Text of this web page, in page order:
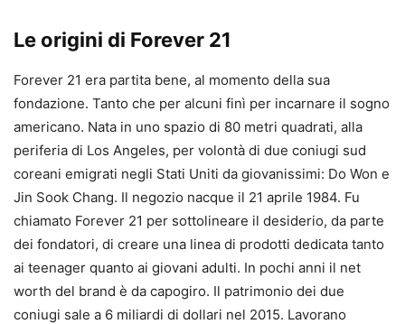
Le origini di Forever 21
Forever 21 era partita bene, al momento della sua
fondazione. Tanto che per alcuni finì per incarnare il sogno
americano. Nata in uno spazio di 80 metri quadrati, alla
periferia di Los Angeles, per volontà di due coniugi sud
coreani emigrati negli Stati Uniti da giovanissimi: Do Won e
Jin Sook Chang. Il negozio nacque il 21 aprile 1984. Fu
chiamato Forever 21 per sottolineare il desiderio, da parte
dei fondatori, di creare una linea di prodotti dedicata tanto
ai teenager quanto ai giovani adulti. In pochi anni il net
worth del brand è da capogiro. Il patrimonio dei due
coniugi sale a 6 miliardi di dollari nel 2015. Lavorano